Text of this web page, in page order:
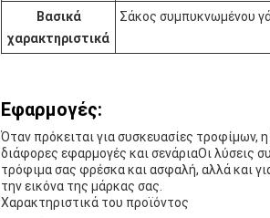
Βασικά
χαρακτηριστικά
Σάκος συμπυκνωμένου
Εφαρμογές:
Όταν πρόκειται για συσκευασίες τροφίμων,
διάφορες εφαρμογές και σενάριαΟι λύσεις
τρόφιμα σας φρέσκα και ασφαλή, αλλά και
την εικόνα της μάρκας σας.
Χαρακτηριστικά του προϊόντος